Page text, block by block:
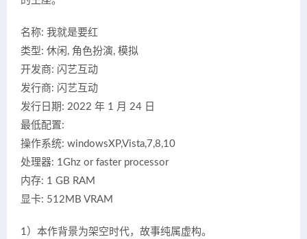
名称: 我就是要红
类型: 休闲, 角色扮演, 模拟
开发商: 闪艺互动
发行商: 闪艺互动
发行日期: 2022 年 1 月 24 日
最低配置:
操作系统: windowsXP,Vista,7,8,10
处理器: 1Ghz or faster processor
内存: 1 GB RAM
显卡: 512MB VRAM
1）本作背景为架空时代，故事纯属虚构。